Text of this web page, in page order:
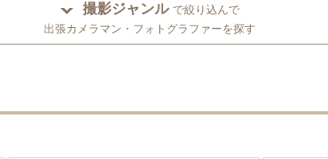
撮影ジャンル で絞り込んで
出張カメラマン・フォトグラファーを探す